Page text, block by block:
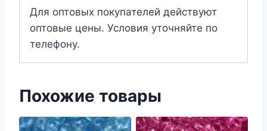
Для оптовых покупателей действуют
оптовые цены. Условия уточняйте по
телефону.
Похожие товары